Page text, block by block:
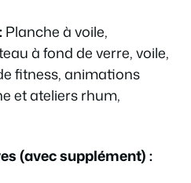
Planche à voile,
à fond de verre, voile,
fitness, animations
et ateliers rhum,
(avec supplément) :